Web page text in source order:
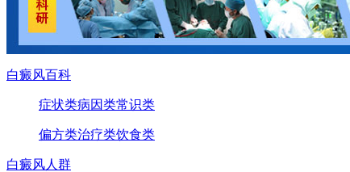
白癜风百科
症状类病因类常识类
偏方类治疗类饮食类
白癜风人群